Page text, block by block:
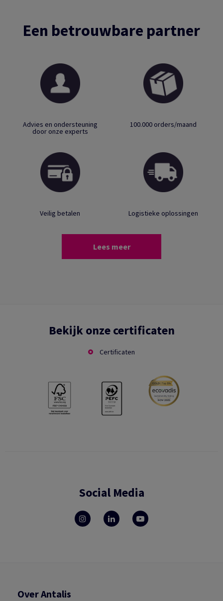
Een betrouwbare partner
Advies en ondersteuning
door onze experts
100.000 orders/maand
Veilig betalen Logistieke oplossingen
Lees meer
Bekijk onze certificaten
Certificaten
Social Media
Over Antalis